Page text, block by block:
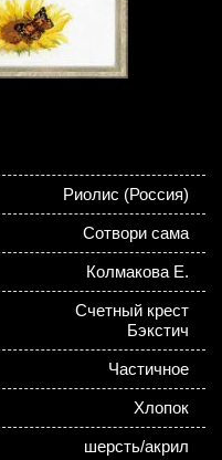
Риолис (Россия)
Сотвори сама
Колмакова Е.
Счетный крест
Бэкстич
Частичное
Хлопок
шерсть/акрил